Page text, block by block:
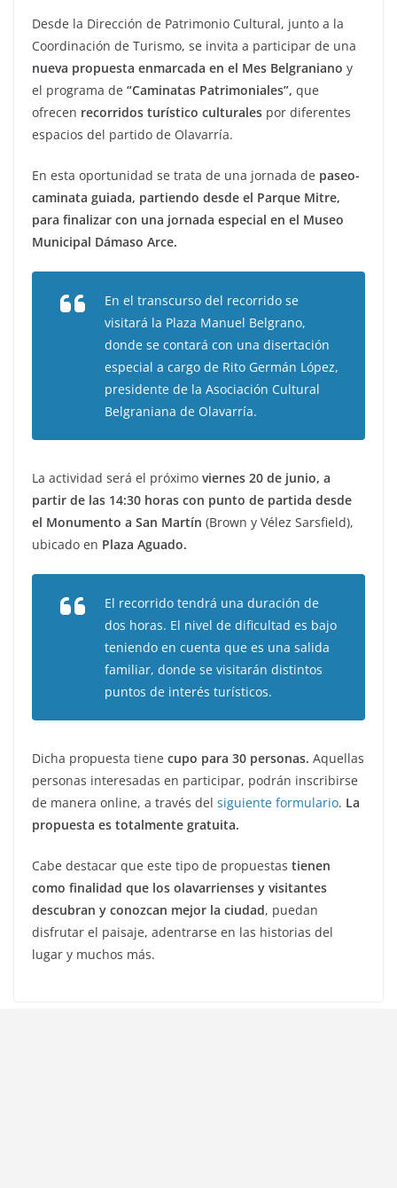
Desde la Dirección de Patrimonio Cultural, junto a la
Coordinación de Turismo, se invita a participar de una
nueva propuesta enmarcada en el Mes Belgraniano y
el programa de “Caminatas Patrimoniales”, que
ofrecen recorridos turístico culturales por diferentes
espacios del partido de Olavarría.
En esta oportunidad se trata de una jornada de paseo-
caminata guiada, partiendo desde el Parque Mitre,
para finalizar con una jornada especial en el Museo
Municipal Dámaso Arce.
En el transcurso del recorrido se
visitará la Plaza Manuel Belgrano,
donde se contará con una disertación
especial a cargo de Rito Germán López,
presidente de la Asociación Cultural
Belgraniana de Olavarría.
La actividad será el próximo viernes 20 de junio, a
partir de las 14:30 horas con punto de partida desde
el Monumento a San Martín (Brown y Vélez Sarsfield),
ubicado en Plaza Aguado.
El recorrido tendrá una duración de
dos horas. El nivel de dificultad es bajo
teniendo en cuenta que es una salida
familiar, donde se visitarán distintos
puntos de interés turísticos.
Dicha propuesta tiene cupo para 30 personas. Aquellas
personas interesadas en participar, podrán inscribirse
de manera online, a través del siguiente formulario. La
propuesta es totalmente gratuita.
Cabe destacar que este tipo de propuestas tienen
como finalidad que los olavarrienses y visitantes
descubran y conozcan mejor la ciudad, puedan
disfrutar el paisaje, adentrarse en las historias del
lugar y muchos más.